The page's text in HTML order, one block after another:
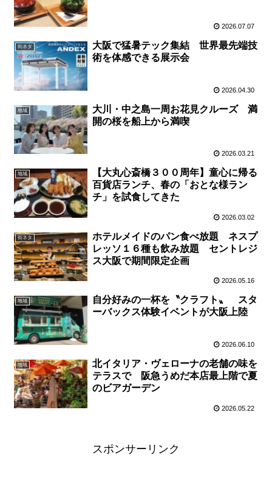
2026.07.07
街ネタ
大阪で猛暑テック集結 世界最先端技
術を体感できる展示会
2026.04.30
地域
大川・中之島一周お花見クルーズ 満
開の桜を船上から満喫
2026.03.21
地域
【大丸心斎橋３００周年】童心に帰る
百貨店ランチ、春の「おとな様ラン
チ」を試食してきた
2026.03.02
街ネタ
ホテルメイドのパン食べ放題 ネスプ
レッソ１６種も飲み放題 セントレジ
ス大阪で期間限定企画
2026.05.16
地域
自分好みの一杯を〝クラフト〟 スタ
ーバックス体験イベントが大阪上陸
2026.06.10
地域
北イタリア・ヴェローナの老舗の味を
テラスで 阪急うめだ本店最上階で夏
のビアガーデン
2026.05.22
スポンサーリンク